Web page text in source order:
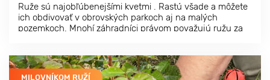
Ruže sú najobľúbenejšími kvetmi . Rastú všade a môžete
ich obdivovať v obrovských parkoch aj na malých
pozemkoch. Mnohí záhradníci právom považujú ružu za
MILOVNÍKOM RUŽÍ